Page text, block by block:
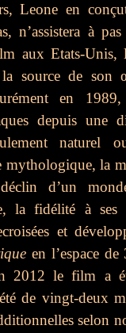
Leone en
n’assistera à
aux Etats-Unis,
source de son
en
depuis une
naturel
mythologique, la
d’un
la fidélité à ses
et
en l’espace
2012 le film a
de vingt-deux
selon